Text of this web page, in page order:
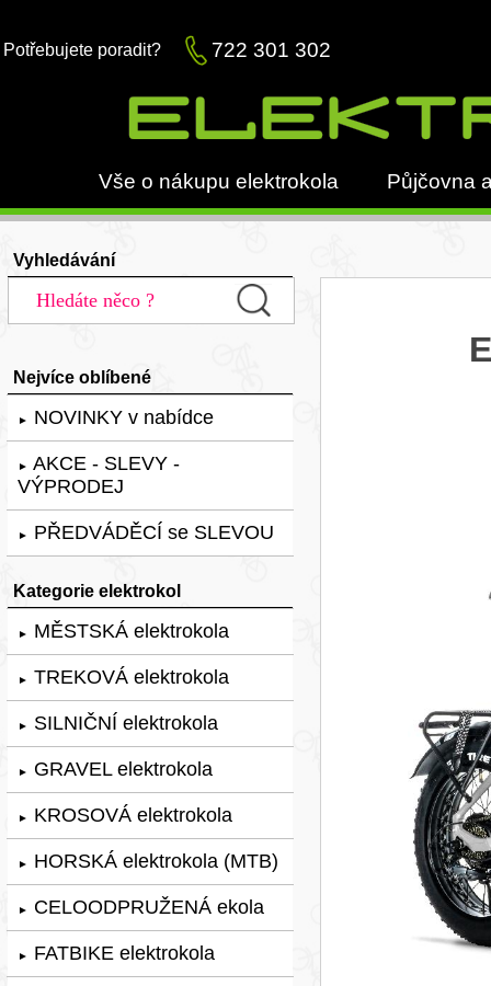
Potřebujete poradit? 722 301 302
Vše o nákupu elektrokola Půjčovna
Vyhledávání
Nejvíce oblíbené
► NOVINKY v nabídce
► AKCE - SLEVY -
VÝPRODEJ
► PŘEDVÁDĚCÍ se SLEVOU
Kategorie elektrokol
► MĚSTSKÁ elektrokola
► TREKOVÁ elektrokola
► SILNIČNÍ elektrokola
► GRAVEL elektrokola
► KROSOVÁ elektrokola
► HORSKÁ elektrokola (MTB)
► CELOODPRUŽENÁ ekola
► FATBIKE elektrokola